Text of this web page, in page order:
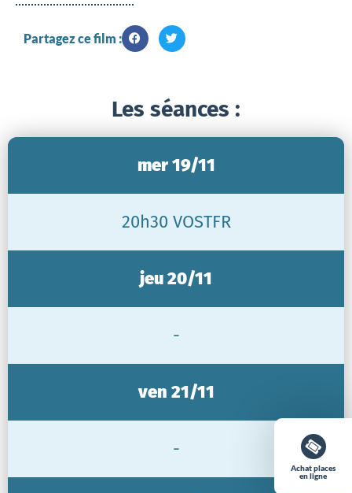
Partagez ce film :
Les séances :
Achat places
en ligne
mer 19/11
20h30 VOSTFR
jeu 20/11
-
ven 21/11
-